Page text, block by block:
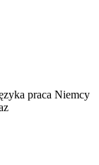
praca Niemcy